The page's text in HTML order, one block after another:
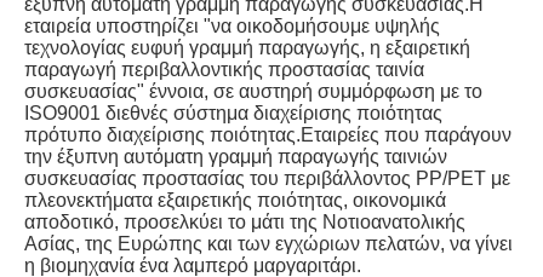
έξυπνη αυτόματη γραμμή παραγωγής συσκευασίας.Η
εταιρεία υποστηρίζει "να οικοδομήσουμε υψηλής
τεχνολογίας ευφυή γραμμή παραγωγής, η εξαιρετική
παραγωγή περιβαλλοντικής προστασίας ταινία
συσκευασίας" έννοια, σε αυστηρή συμμόρφωση με το
ISO9001 διεθνές σύστημα διαχείρισης ποιότητας
πρότυπο διαχείρισης ποιότητας.Εταιρείες που παράγουν
την έξυπνη αυτόματη γραμμή παραγωγής ταινιών
συσκευασίας προστασίας του περιβάλλοντος PP/PET με
πλεονεκτήματα εξαιρετικής ποιότητας, οικονομικά
αποδοτικό, προσελκύει το μάτι της Νοτιοανατολικής
Ασίας, της Ευρώπης και των εγχώριων πελατών, να γίνει
η βιομηχανία ένα λαμπερό μαργαριτάρι.